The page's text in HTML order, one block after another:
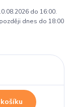
do 16:00.
dnes do 18:00